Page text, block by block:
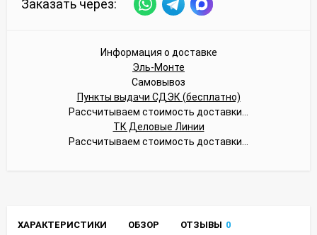
Заказать через:
Информация о доставке
Эль-Монте
Самовывоз
Пункты выдачи СДЭК (бесплатно)
Рассчитываем стоимость доставки...
ТК Деловые Линии
Рассчитываем стоимость доставки...
ХАРАКТЕРИСТИКИ ОБЗОР ОТЗЫВЫ 0